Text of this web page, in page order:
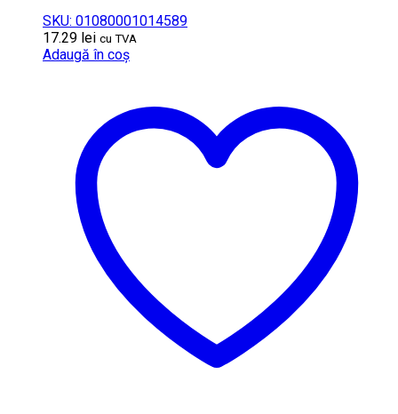
SKU: 01080001014589
17.29 lei cu TVA
Adaugă în coș